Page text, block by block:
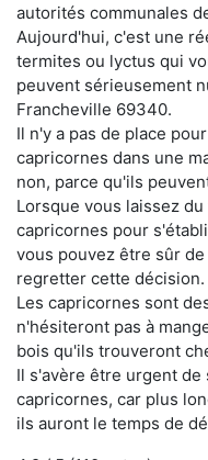
autorités communales
Aujourd'hui, c'est une
termites ou lyctus qui
peuvent sérieusement
Francheville 69340.
Il n'y a pas de place
capricornes dans une
non, parce qu'ils
Lorsque vous laissez
capricornes pour
vous pouvez être sûr
regretter cette décision.
Les capricornes sont
n'hésiteront pas à
bois qu'ils trouveront
Il s'avère être urgent
capricornes, car plus
ils auront le temps de